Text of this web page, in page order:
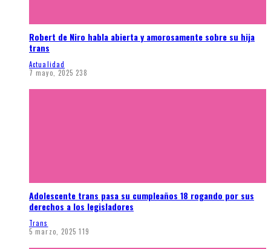
Robert de Niro habla abierta y amorosamente sobre su hija
trans
Actualidad
7 mayo, 2025 238
Adolescente trans pasa su cumpleaños 18 rogando por sus
derechos a los legisladores
Trans
5 marzo, 2025 119